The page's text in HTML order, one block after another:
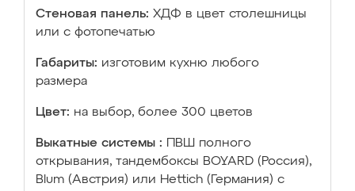
Стеновая панель: ХДФ в цвет столешницы
или с фотопечатью
Габариты: изготовим кухню любого
размера
Цвет: на выбор, более 300 цветов
Выкатные системы :
ПВШ полного
открывания, тандембоксы BOYARD (Россия),
Blum (Австрия) или Hettich (Германия) с